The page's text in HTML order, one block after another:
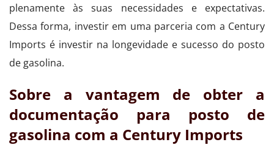
plenamente às suas necessidades e expectativas.
Dessa forma, investir em uma parceria com a Century
Imports é investir na longevidade e sucesso do posto
de gasolina.
Sobre a vantagem de obter a
documentação para posto de
gasolina com a Century Imports